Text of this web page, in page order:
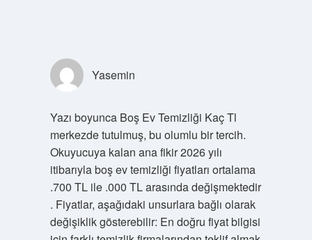
Yasemin
Yazı boyunca Boş Ev Temizliği Kaç Tl
merkezde tutulmuş, bu olumlu bir tercih.
Okuyucuya kalan ana fikir 2026 yılı
itibarıyla boş ev temizliği fiyatları ortalama
.700 TL ile .000 TL arasında değişmektedir
. Fiyatlar, aşağıdaki unsurlara bağlı olarak
değişiklik gösterebilir: En doğru fiyat bilgisi